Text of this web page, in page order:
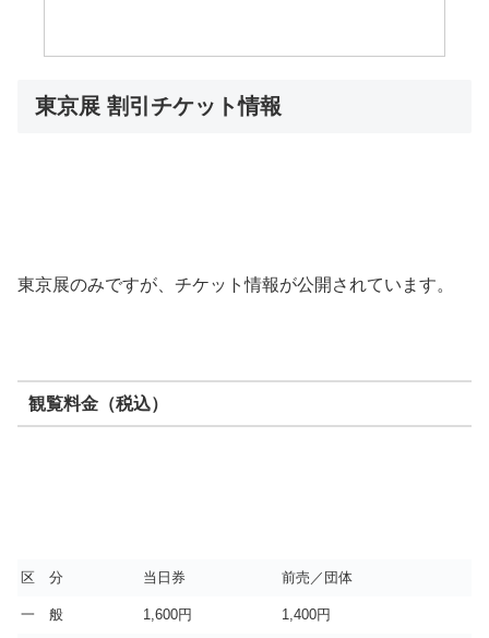
東京展 割引チケット情報
東京展のみですが、チケット情報が公開されています。
観覧料金（税込）
区 分 当日券 前売／団体
一 般 1,600円 1,400円